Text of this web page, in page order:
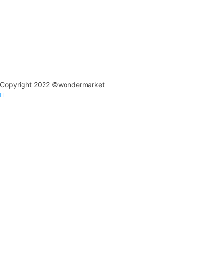
Copyright 2022 ©wondermarket